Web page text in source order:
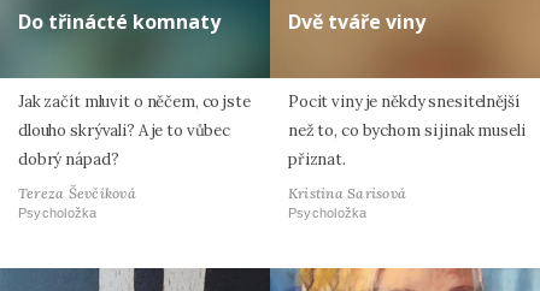
Do třinácté komnaty
Jak začít mluvit o něčem, co jste
dlouho skrývali? A je to vůbec
dobrý nápad?
Tereza Ševčíková
Psycholožka
Dvě tváře viny
Pocit viny je někdy snesitelnější
než to, co bychom si jinak museli
přiznat.
Kristina Sarisová
Psycholožka